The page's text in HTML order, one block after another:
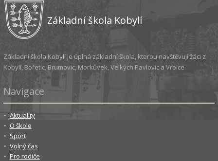
Základní škola Kobylí
Základní škola Kobylí je úplná základní škola, kterou navštěvují žáci z
Kobylí, Bořetic, Brumovic, Morkůvek, Velkých Pavlovic a Vrbice.
Navigace
Aktuality
O škole
Sport
Volný čas
Pro rodiče